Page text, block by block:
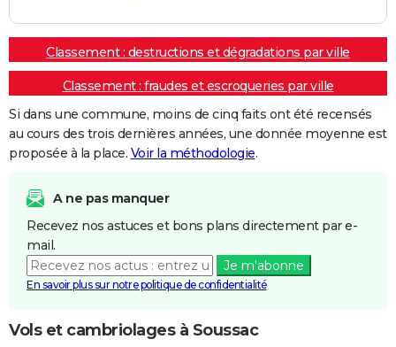
Classement : destructions et dégradations par ville
Classement : fraudes et escroqueries par ville
Si dans une commune, moins de cinq faits ont été recensés
au cours des trois dernières années, une donnée moyenne est
proposée à la place. Voir la méthodologie.
A ne pas manquer
Recevez nos astuces et bons plans directement par e-
mail.
Je m'abonne
En savoir plus sur notre politique de confidentialité
Vols et cambriolages à Soussac